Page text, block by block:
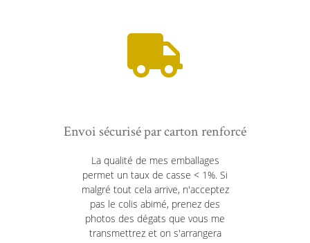
Envoi sécurisé par carton renforcé
La qualité de mes emballages
permet un taux de casse < 1%. Si
malgré tout cela arrive, n'acceptez
pas le colis abimé, prenez des
photos des dégats que vous me
transmettrez et on s'arrangera